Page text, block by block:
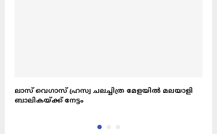
ലാസ് വെഗാസ് ഹ്രസ്വ ചലച്ചിത്ര മേളയിൽ മലയാളി
ബാലികയ്ക്ക് നേട്ടം